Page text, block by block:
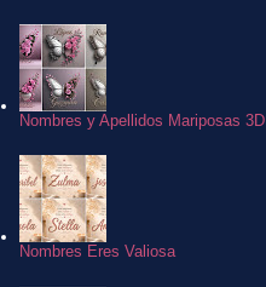
Nombres y Apellidos Mariposas 3D
Nombres Eres Valiosa